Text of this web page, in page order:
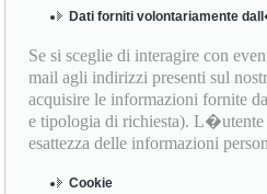
Dati forniti volontariamente
Se si sceglie di interagire con
mail agli indirizzi presenti sul
acquisire le informazioni fornite
e tipologia di richiesta).
esattezza delle informazioni
Cookie